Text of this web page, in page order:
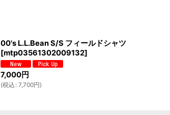
00's L.L.Bean S/S フィールドシャツ
[mtp03561302009132]
7,000円
(税込 : 7,700円)